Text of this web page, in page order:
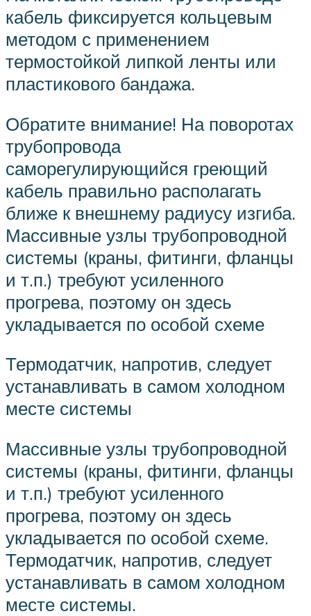
кабель фиксируется кольцевым
методом с применением
термостойкой липкой ленты или
пластикового бандажа.
Обратите внимание! На поворотах
трубопровода
саморегулирующийся греющий
кабель правильно располагать
ближе к внешнему радиусу изгиба.
Массивные узлы трубопроводной
системы (краны, фитинги, фланцы
и т.п.) требуют усиленного
прогрева, поэтому он здесь
укладывается по особой схеме
Термодатчик, напротив, следует
устанавливать в самом холодном
месте системы
Массивные узлы трубопроводной
системы (краны, фитинги, фланцы
и т.п.) требуют усиленного
прогрева, поэтому он здесь
укладывается по особой схеме.
Термодатчик, напротив, следует
устанавливать в самом холодном
месте системы.